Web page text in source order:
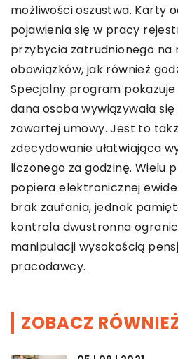
możliwości oszustwa. Karty
pojawienia się w pracy
przybycia zatrudnionego na
obowiązków, jak również
Specjalny program
dana osoba wywiązywała
zawartej umowy. Jest to
zdecydowanie ułatwiająca
liczonego za godzinę. Wielu
popiera elektronicznej
brak zaufania, jednak
kontrola dwustronna
manipulacji wysokością
pracodawcy.
ZOBACZ